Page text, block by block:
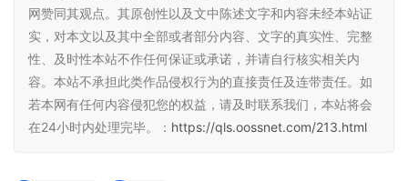
网赞同其观点。其原创性以及文中陈述文字和内容未经本站证
实，对本文以及其中全部或者部分内容、文字的真实性、完整
性、及时性本站不作任何保证或承诺，并请自行核实相关内
容。本站不承担此类作品侵权行为的直接责任及连带责任。如
若本网有任何内容侵犯您的权益，请及时联系我们，本站将会
在24小时内处理完毕。： https://qls.oossnet.com/213.html